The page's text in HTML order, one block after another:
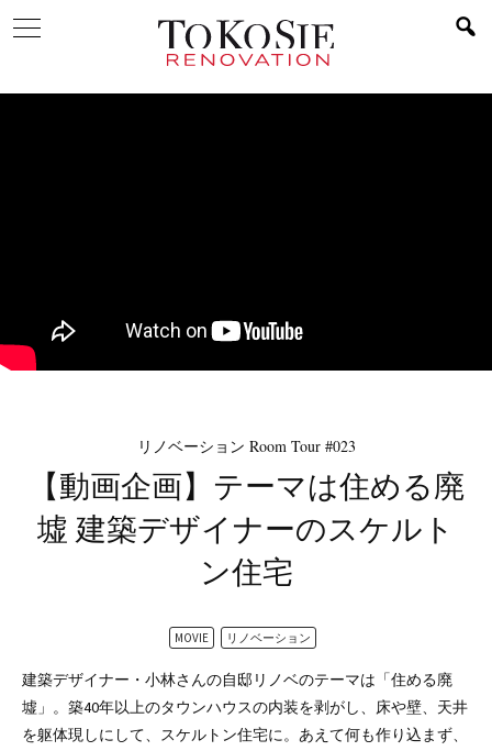
リノベーション Room Tour #023
【動画企画】テーマは住める廃
墟 建築デザイナーのスケルト
ン住宅
MOVIE リノベーション
建築デザイナー・小林さんの自邸リノベのテーマは「住める廃
墟」。築40年以上のタウンハウスの内装を剥がし、床や壁、天井
を躯体現しにして、スケルトン住宅に。あえて何も作り込まず、